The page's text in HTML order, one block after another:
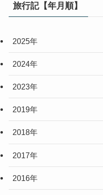
旅行記【年月順】
2025年
2024年
2023年
2019年
2018年
2017年
2016年